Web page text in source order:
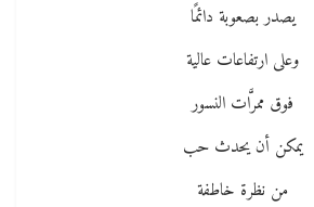
يصدر بصعوبة دائمًا
وعلى ارتفاعات عالية
فوق ممرَّات النسور
يمكن أن يحدث حب
من نظرة خاطفة